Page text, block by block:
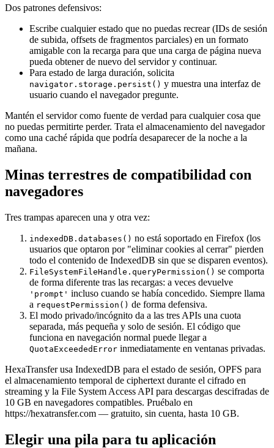
Dos patrones defensivos:
Escribe cualquier estado que no puedas recrear (IDs de sesión
de subida, offsets de fragmentos parciales) en un formato
amigable con la recarga para que una carga de página nueva
pueda obtener de nuevo del servidor y continuar.
Para estado de larga duración, solicita
navigator.storage.persist() y muestra una interfaz de
usuario cuando el navegador pregunte.
Mantén el servidor como fuente de verdad para cualquier cosa que
no puedas permitirte perder. Trata el almacenamiento del navegador
como una caché rápida que podría desaparecer de la noche a la
mañana.
Minas terrestres de compatibilidad con
navegadores
Tres trampas aparecen una y otra vez:
indexedDB.databases() no está soportado en Firefox (los
usuarios que optaron por "eliminar cookies al cerrar" pierden
todo el contenido de IndexedDB sin que se disparen eventos).
FileSystemFileHandle.queryPermission() se comporta
de forma diferente tras las recargas: a veces devuelve
'prompt' incluso cuando se había concedido. Siempre llama
a requestPermission() de forma defensiva.
El modo privado/incógnito da a las tres APIs una cuota
separada, más pequeña y solo de sesión. El código que
funciona en navegación normal puede llegar a
QuotaExceededError inmediatamente en ventanas privadas.
HexaTransfer usa IndexedDB para el estado de sesión, OPFS para
el almacenamiento temporal de ciphertext durante el cifrado en
streaming y la File System Access API para descargas descifradas de
10 GB en navegadores compatibles. Pruébalo en
https://hexatransfer.com — gratuito, sin cuenta, hasta 10 GB.
Elegir una pila para tu aplicación